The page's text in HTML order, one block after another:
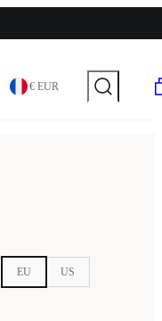
€ EUR
EU US